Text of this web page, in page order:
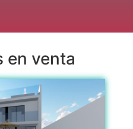
en venta